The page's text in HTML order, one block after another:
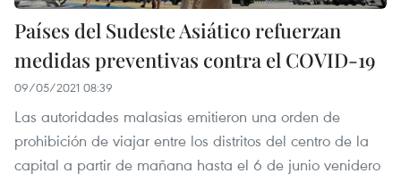
Países del Sudeste Asiático refuerzan
medidas preventivas contra el COVID-19
09/05/2021 08:39
Las autoridades malasias emitieron una orden de
prohibición de viajar entre los distritos del centro de la
capital a partir de mañana hasta el 6 de junio venidero